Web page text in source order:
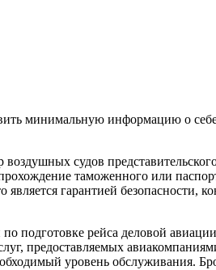
минимальную информацию о
судов
таможенного или
гарантией безопасности,
подготовке рейса деловой
предоставляемых
уровень обслуживания.